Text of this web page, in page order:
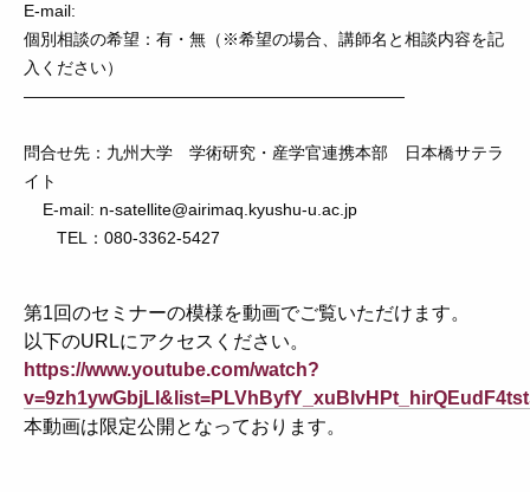
E-mail:
個別相談の希望：有・無（※希望の場合、講師名と相談内容を記
入ください）
———————————————————————
問合せ先：九州大学 学術研究・産学官連携本部 日本橋サテラ
イト
E-mail: n-satellite@airimaq.kyushu-u.ac.jp
TEL：080-3362-5427
第1回のセミナーの模様を動画でご覧いただけます。
以下のURLにアクセスください。
https://www.youtube.com/watch?
本動画は限定公開となっております。